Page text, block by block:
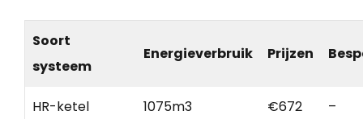
Soort
systeem
Energieverbruik Prijzen
HR-ketel 1075m3 €672 –